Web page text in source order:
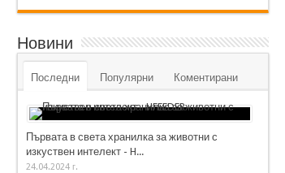
Новини
Последни Популярни Коментирани
Първата в света хранилка за животни с
изкуствен интелект - H...
24.04.2024 г.